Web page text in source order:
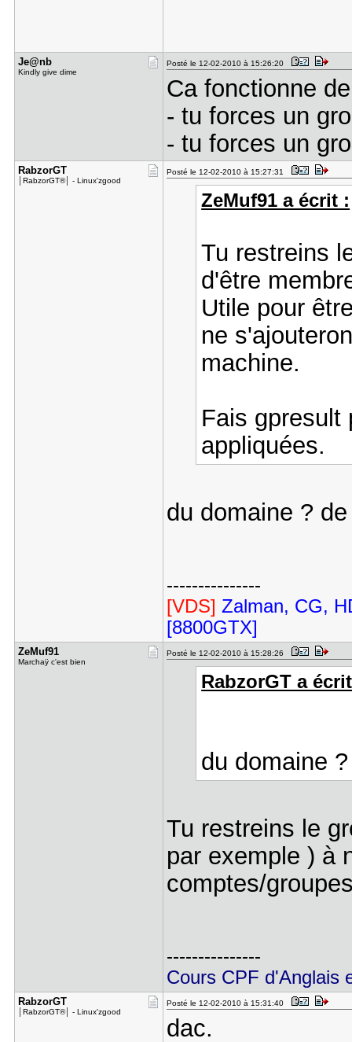
Je@nb
Kindly give dime
Posté le 12-02-2010 à 15:26:20
Ca fonctionne
- tu forces un
- tu forces un
RabzorGT
│RabzorGT®│ - Linux'zgood
Posté le 12-02-2010 à 15:27:31
ZeMuf91 a écrit :
Tu restreins
d'être
Utile pour
ne
machine.
Fais gpresult
appliquées.
du domaine ?
---------------
[VDS] Zalman, CG,
[8800GTX]
ZeMuf91
Marchaÿ c'est bien
Posté le 12-02-2010 à 15:28:26
RabzorGT a
du domaine
Tu restreins le
par exemple ) à
comptes/
---------------
Cours CPF d'Anglais
RabzorGT
│RabzorGT®│ - Linux'zgood
Posté le 12-02-2010 à 15:31:40
dac.